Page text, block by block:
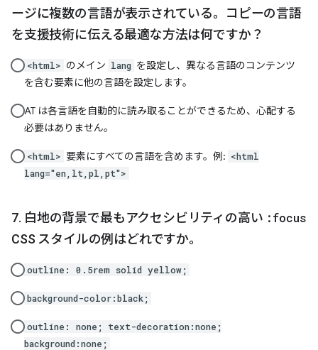
ージに複数の言語が表示されている。コピーの言語
を支援技術に伝える最適な方法は何ですか？
<html> のメイン lang を設定し、異なる言語のコンテンツ
を含む要素に他の言語を設定します。
AT は各言語を自動的に読み取ることができるため、心配する
必要はありません。
<html> 要素にすべての言語を含めます。例: <html
lang="en,lt,pl,pt">
白地の背景で最もアクセシビリティの高い :focus
CSS スタイルの例はどれですか。
outline: 0.5rem solid yellow;
background-color:black;
outline: none; text-decoration:none;
background:none;